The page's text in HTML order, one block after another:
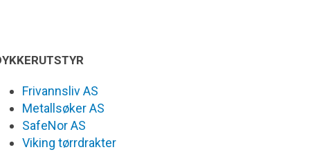
Frivannsliv AS
Metallsøker AS
SafeNor AS
Viking tørrdrakter